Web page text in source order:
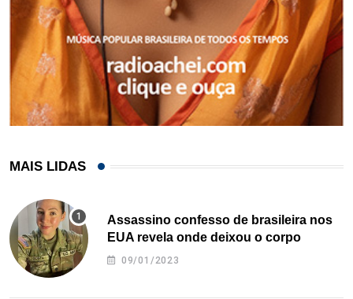
MAIS LIDAS
Assassino confesso de brasileira nos
EUA revela onde deixou o corpo
09/01/2023